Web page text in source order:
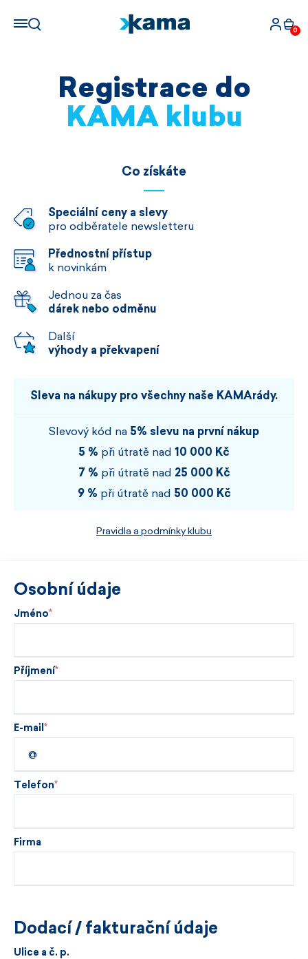
0
Registrace do
KAMA klubu
Co získáte
Speciální ceny a slevy
pro odběratele newsletteru
Přednostní přístup
k novinkám
Jednou za čas
dárek nebo odměnu
Další
výhody a překvapení
Sleva na nákupy pro všechny naše KAMArády.
Slevový kód na 5% slevu na první nákup
5 % při útratě nad 10 000 Kč
7 % při útratě nad 25 000 Kč
9 % při útratě nad 50 000 Kč
Pravidla a podmínky klubu
Osobní údaje
Jméno
Příjmení
E-mail
Telefon
Firma
Dodací / fakturační údaje
Ulice a č. p.